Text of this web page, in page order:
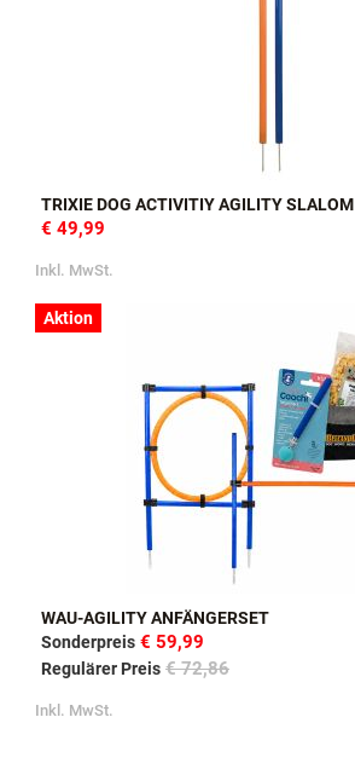
TRIXIE DOG ACTIVITIY AGILITY SLALOM
€ 49,99
Inkl. MwSt.
Aktion
WAU-AGILITY ANFÄNGERSET
Sonderpreis € 59,99
Regulärer Preis € 72,86
Inkl. MwSt.